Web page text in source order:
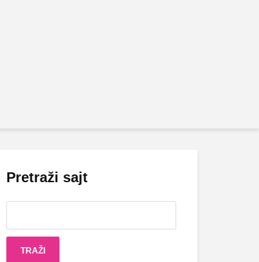
Pretraži sajt